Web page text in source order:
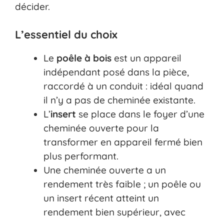
décider.
L’essentiel du choix
Le poêle à bois est un appareil
indépendant posé dans la pièce,
raccordé à un conduit : idéal quand
il n’y a pas de cheminée existante.
L’insert se place dans le foyer d’une
cheminée ouverte pour la
transformer en appareil fermé bien
plus performant.
Une cheminée ouverte a un
rendement très faible ; un poêle ou
un insert récent atteint un
rendement bien supérieur, avec